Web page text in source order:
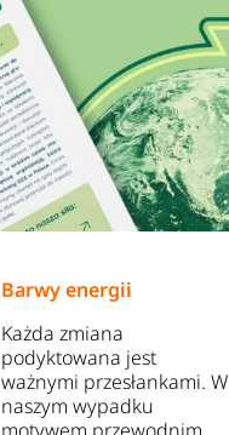
Barwy energii
Każda zmiana
podyktowana jest
ważnymi przesłankami. W
naszym wypadku